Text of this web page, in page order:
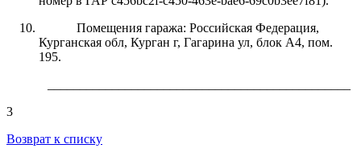
Помещения гаража: Российская Федерация,
Курганская обл, Курган г, Гагарина ул, блок А4, пом.
195.
3
Возврат к списку